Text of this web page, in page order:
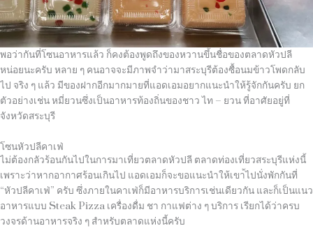
พอว่ากันที่โซนอาหารแล้ว ก็คงต้องพูดถึงของหวานขึ้นชื่อของตลาดหัวปลี
หน่อยนะครับ หลาย ๆ คนอาจจะมีภาพจำว่ามาสระบุรีต้องซื้อนมข้าวโพดกลับ
ไป จริง ๆ แล้ว มีของฝากอีกมากมายที่แอดเอมอยากแนะนำให้รู้จักกันครับ ยก
ตัวอย่างเช่น หมี่ยวนซึ่งเป็นอาหารท้องถิ่นของชาว ไท – ยวน ที่อาศัยอยู่ที่
จังหวัดสระบุรี
โซนหัวปลีคาเฟ่
ไม่ต้องกลัวร้อนกันไปในการมาเที่ยวตลาดหัวปลี ตลาดท่องเที่ยวสระบุรีแห่งนี้
เพราะว่าหากอากาศร้อนเกินไป แอดเอมก็จะขอแนะนำให้เขา้ไปนั่งพักกันที่
“หัวปลีคาเฟ่” ครับ ซึ่งภายในคาเฟ่ก็มีอาหารบริการเช่นเดียวกัน และก็เป็นแนว
อาหารแบบ Steak Pizza เครื่องดื่ม ชา กาแฟต่าง ๆ บริการ เรียกได้ว่าครบ
วงจรด้านอาหารจริง ๆ สำหรับตลาดแห่งนี้ครับ